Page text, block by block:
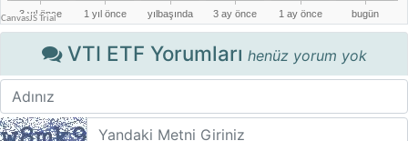
VTI ETF Yorumları henüz yorum yok